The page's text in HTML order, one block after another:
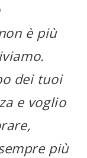
è più
dei tuoi
e voglio
più